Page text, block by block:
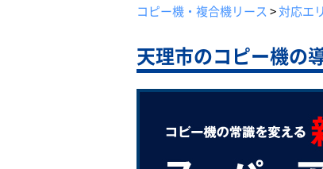
コピー機・複合機リース >対応エ
天理市のコピー機の